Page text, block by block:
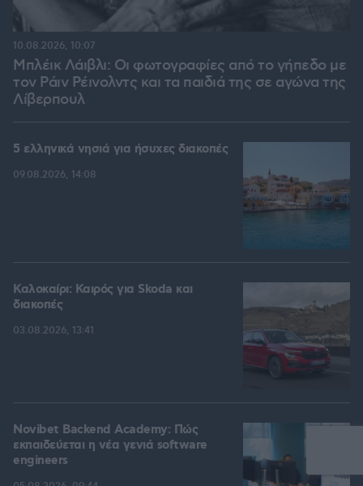
Μπλέικ Λάιβλι: Οι φωτογραφίες από το γήπεδο με
τον Ράιν Ρέινολντς και τα παιδιά της σε αγώνα της
Λίβερπουλ
10.08.2026, 10:07
5 ελληνικά νησιά για ήσυχες διακοπές
09.08.2026, 14:08
Καλοκαίρι: Καιρός για Skoda και
διακοπές
03.08.2026, 13:41
Novibet Backend Academy: Πώς
εκπαιδεύεται η νέα γενιά software
engineers